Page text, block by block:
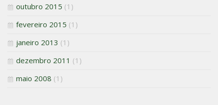
outubro 2015 (1)
fevereiro 2015 (1)
janeiro 2013 (1)
dezembro 2011 (1)
maio 2008 (1)